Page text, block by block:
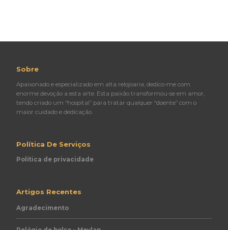
Sobre
Apaixonado e especializado em alta relojoaria, dedico-me com
enorme devoção a esta arte. Esta paixão transformou-se em amor,
tendo criado um “hospital” para tratar qualquer “doente” com o
maior cuidado e dedicação.
Política De Serviços
Política de privacidade
Artigos Recentes
Agradecimento